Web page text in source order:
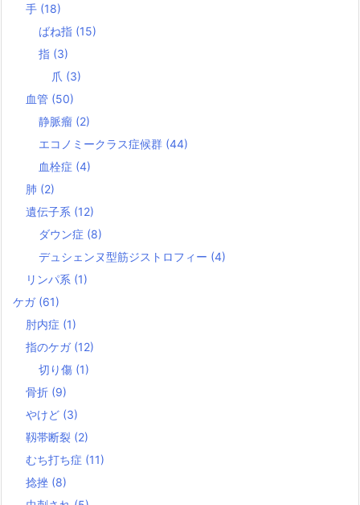
手 (18)
ばね指 (15)
指 (3)
爪 (3)
血管 (50)
静脈瘤 (2)
エコノミークラス症候群 (44)
血栓症 (4)
肺 (2)
遺伝子系 (12)
ダウン症 (8)
デュシェンヌ型筋ジストロフィー (4)
リンパ系 (1)
ケガ (61)
肘内症 (1)
指のケガ (12)
切り傷 (1)
骨折 (9)
やけど (3)
靱帯断裂 (2)
むち打ち症 (11)
捻挫 (8)